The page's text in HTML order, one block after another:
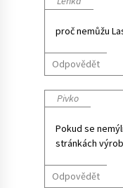
proč nemůžu
Odpovědět
Pivko
Pokud se
stránkách
Odpovědět